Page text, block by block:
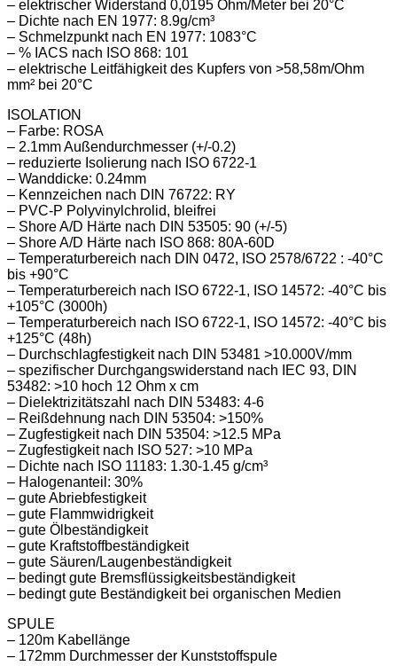
– elektrischer Widerstand 0,0195 Ohm/Meter bei 20°C
– Dichte nach EN 1977: 8.9g/cm³
– Schmelzpunkt nach EN 1977: 1083°C
– % IACS nach ISO 868: 101
– elektrische Leitfähigkeit des Kupfers von >58,58m/Ohm
mm² bei 20°C
ISOLATION
– Farbe: ROSA
– 2.1mm Außendurchmesser (+/-0.2)
– reduzierte Isolierung nach ISO 6722-1
– Wanddicke: 0.24mm
– Kennzeichen nach DIN 76722: RY
– PVC-P Polyvinylchrolid, bleifrei
– Shore A/D Härte nach DIN 53505: 90 (+/-5)
– Shore A/D Härte nach ISO 868: 80A-60D
– Temperaturbereich nach DIN 0472, ISO 2578/6722 : -40°C
bis +90°C
– Temperaturbereich nach ISO 6722-1, ISO 14572: -40°C bis
+105°C (3000h)
– Temperaturbereich nach ISO 6722-1, ISO 14572: -40°C bis
+125°C (48h)
– Durchschlagfestigkeit nach DIN 53481 >10.000V/mm
– spezifischer Durchgangswiderstand nach IEC 93, DIN
53482: >10 hoch 12 Ohm x cm
– Dielektrizitätszahl nach DIN 53483: 4-6
– Reißdehnung nach DIN 53504: >150%
– Zugfestigkeit nach DIN 53504: >12.5 MPa
– Zugfestigkeit nach ISO 527: >10 MPa
– Dichte nach ISO 11183: 1.30-1.45 g/cm³
– Halogenanteil: 30%
– gute Abriebfestigkeit
– gute Flammwidrigkeit
– gute Ölbeständigkeit
– gute Kraftstoffbeständigkeit
– gute Säuren/Laugenbeständigkeit
– bedingt gute Bremsflüssigkeitsbeständigkeit
– bedingt gute Beständigkeit bei organischen Medien
SPULE
– 120m Kabellänge
– 172mm Durchmesser der Kunststoffspule